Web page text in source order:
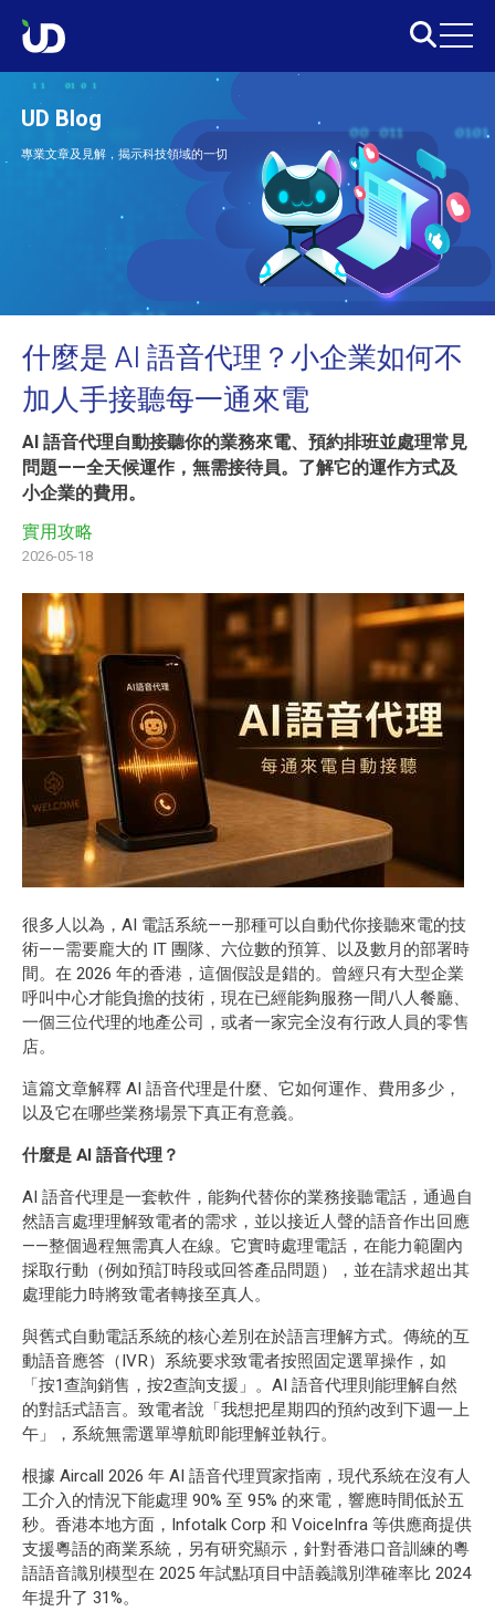
UD Blog
專業文章及見解，揭示科技領域的一切
什麼是 AI 語音代理？小企業如何不
加人手接聽每一通來電
AI 語音代理自動接聽你的業務來電、預約排班並處理常見
問題——全天候運作，無需接待員。了解它的運作方式及
小企業的費用。
實用攻略
2026-05-18
很多人以為，AI 電話系統——那種可以自動代你接聽來電的技
術——需要龐大的 IT 團隊、六位數的預算、以及數月的部署時
間。在 2026 年的香港，這個假設是錯的。曾經只有大型企業
呼叫中心才能負擔的技術，現在已經能夠服務一間八人餐廳、
一個三位代理的地產公司，或者一家完全沒有行政人員的零售
店。
這篇文章解釋 AI 語音代理是什麼、它如何運作、費用多少，
以及它在哪些業務場景下真正有意義。
什麼是 AI 語音代理？
AI 語音代理是一套軟件，能夠代替你的業務接聽電話，通過自
然語言處理理解致電者的需求，並以接近人聲的語音作出回應
——整個過程無需真人在線。它實時處理電話，在能力範圍內
採取行動（例如預訂時段或回答產品問題），並在請求超出其
處理能力時將致電者轉接至真人。
與舊式自動電話系統的核心差別在於語言理解方式。傳統的互
動語音應答（IVR）系統要求致電者按照固定選單操作，如
「按1查詢銷售，按2查詢支援」。AI 語音代理則能理解自然
的對話式語言。致電者說「我想把星期四的預約改到下週一上
午」，系統無需選單導航即能理解並執行。
根據 Aircall 2026 年 AI 語音代理買家指南，現代系統在沒有人
工介入的情況下能處理 90% 至 95% 的來電，響應時間低於五
秒。香港本地方面，Infotalk Corp 和 VoiceInfra 等供應商提供
支援粵語的商業系統，另有研究顯示，針對香港口音訓練的粵
語語音識別模型在 2025 年試點項目中語義識別準確率比 2024
年提升了 31%。